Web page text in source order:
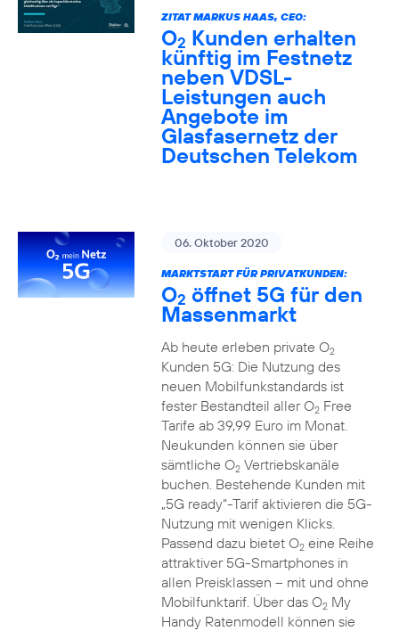
ZITAT MARKUS HAAS, CEO:
O2 Kunden erhalten
künftig im Festnetz
neben VDSL-
Leistungen auch
Angebote im
Glasfasernetz der
Deutschen Telekom
06. Oktober 2020
MARKTSTART FÜR PRIVATKUNDEN:
O2 öffnet 5G für den
Massenmarkt
Ab heute erleben private O2
Kunden 5G: Die Nutzung des
neuen Mobilfunkstandards ist
fester Bestandteil aller O2Free
Tarife ab 39,99 Euro im Monat.
Neukunden können sie über
sämtliche O2Vertriebskanäle
buchen. Bestehende Kunden mit
„5G ready“-Tarif aktivieren die 5G-
Nutzung mit wenigen Klicks.
Passend dazu bietet O2eine Reihe
attraktiver 5G-Smartphones in
allen Preisklassen – mit und ohne
Mobilfunktarif. Über das O2My
Handy Ratenmodell können sie